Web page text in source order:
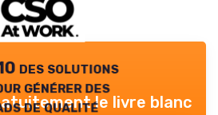
des solutions
générer des
de qualitéle livre blanc